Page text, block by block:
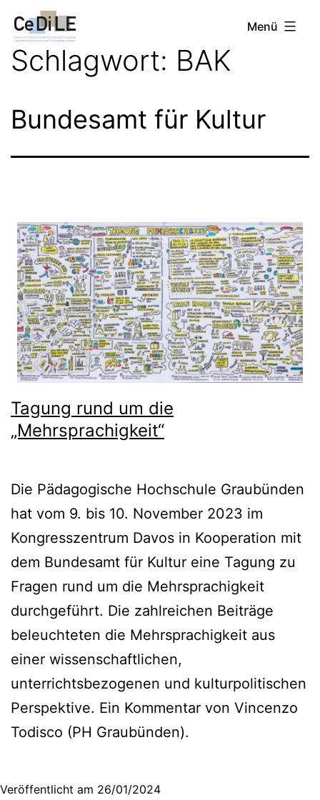
Inhalt
springen
CeDiLE Menü
Schlagwort: BAK
Bundesamt für Kultur
Tagung rund um die
„Mehrsprachigkeit“
Die Pädagogische Hochschule Graubünden
hat vom 9. bis 10. November 2023 im
Kongresszentrum Davos in Kooperation mit
dem Bundesamt für Kultur eine Tagung zu
Fragen rund um die Mehrsprachigkeit
durchgeführt. Die zahlreichen Beiträge
beleuchteten die Mehrsprachigkeit aus
einer wissenschaftlichen,
unterrichtsbezogenen und kulturpolitischen
Perspektive. Ein Kommentar von Vincenzo
Todisco (PH Graubünden).
Veröffentlicht am 26/01/2024